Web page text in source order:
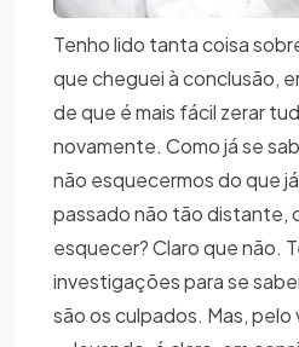
Tenho lido tanta coisa
que cheguei à conclusão,
de que é mais fácil zerar
novamente. Como já se
não esquecermos do que
passado não tão distante,
esquecer? Claro que não.
investigações para se
são os culpados. Mas,